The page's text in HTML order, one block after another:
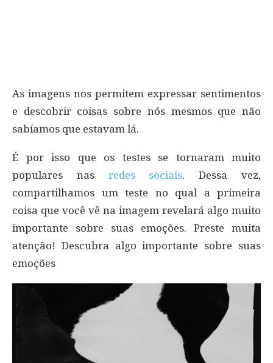
As imagens nos permitem expressar sentimentos
e descobrir coisas sobre nós mesmos que não
sabíamos que estavam lá.
É por isso que os testes se tornaram muito
populares nas redes sociais. Dessa vez,
compartilhamos um teste no qual a primeira
coisa que você vê na imagem revelará algo muito
importante sobre suas emoções. Preste muita
atenção! Descubra algo importante sobre suas
emoções